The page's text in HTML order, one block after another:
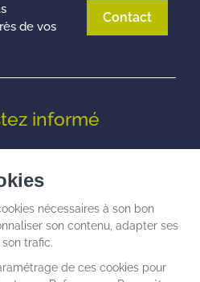
de vos
Contact
informé